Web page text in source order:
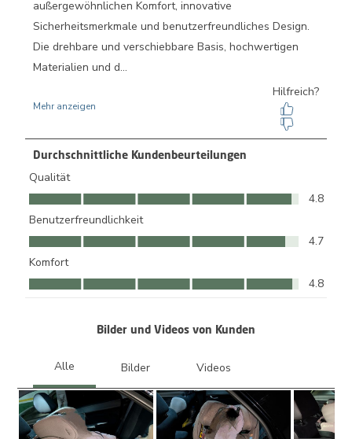
Durchschnittliche Kundenbeurteilungen
Qualität
Qualität, 4.8 von 5
4.8
Benutzerfreundlichkeit
Benutzerfreundlichkeit, 4.7 von 5
4.7
Komfort
Komfort, 4.8 von 5
4.8
Bilder und Videos von Kunden